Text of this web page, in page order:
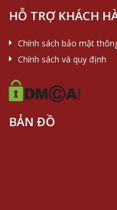
HỖ TRỢ KHÁCH
Chính sách bảo mật
Chính sách và quy định
BẢN ĐỒ